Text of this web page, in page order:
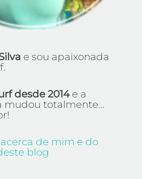
e sou apaixonada
desde 2014e a
mudou totalmente...
de mim e do
blog